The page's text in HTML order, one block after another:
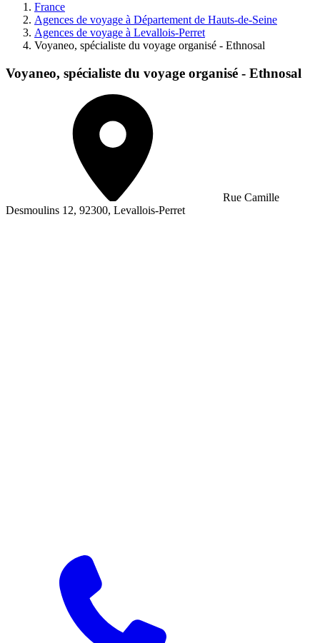
France
Agences de voyage à Département de Hauts-de-Seine
Agences de voyage à Levallois-Perret
Voyaneo, spécialiste du voyage organisé - Ethnosal
Voyaneo, spécialiste du voyage organisé - Ethnosal
Rue Camille
Desmoulins 12, 92300, Levallois-Perret